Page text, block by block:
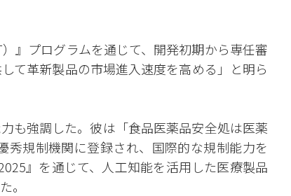
』プログラムを通じて、開発初期から専任審
て革新製品の市場進入速度を高める」と明ら
も強調した。彼は「食品医薬品安全処は医薬
秀規制機関に登録され、国際的な規制能力を
』を通じて、人工知能を活用した医療製品
。